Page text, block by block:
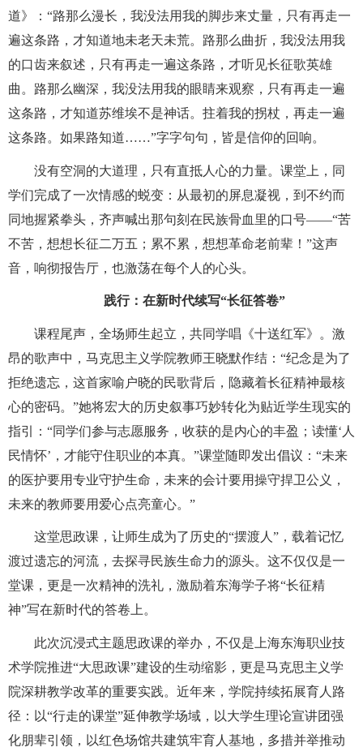
道》：“路那么漫长，我没法用我的脚步来丈量，只有再走一
遍这条路，才知道地未老天未荒。路那么曲折，我没法用我
的口齿来叙述，只有再走一遍这条路，才听见长征歌英雄
曲。路那么幽深，我没法用我的眼睛来观察，只有再走一遍
这条路，才知道苏维埃不是神话。拄着我的拐杖，再走一遍
这条路。如果路知道……”字字句句，皆是信仰的回响。
没有空洞的大道理，只有直抵人心的力量。课堂上，同
学们完成了一次情感的蜕变：从最初的屏息凝视，到不约而
同地握紧拳头，齐声喊出那句刻在民族骨血里的口号——“苦
不苦，想想长征二万五；累不累，想想革命老前辈！”这声
音，响彻报告厅，也激荡在每个人的心头。
践行：在新时代续写“长征答卷”
课程尾声，全场师生起立，共同学唱《十送红军》。激
昂的歌声中，马克思主义学院教师王晓默作结：“纪念是为了
拒绝遗忘，这首家喻户晓的民歌背后，隐藏着长征精神最核
心的密码。”她将宏大的历史叙事巧妙转化为贴近学生现实的
指引：“同学们参与志愿服务，收获的是内心的丰盈；读懂‘人
民情怀’，才能守住职业的本真。”课堂随即发出倡议：“未来
的医护要用专业守护生命，未来的会计要用操守捍卫公义，
未来的教师要用爱心点亮童心。”
这堂思政课，让师生成为了历史的“摆渡人”，载着记忆
渡过遗忘的河流，去探寻民族生命力的源头。这不仅仅是一
堂课，更是一次精神的洗礼，激励着东海学子将“长征精
神”写在新时代的答卷上。
此次沉浸式主题思政课的举办，不仅是上海东海职业技
术学院推进“大思政课”建设的生动缩影，更是马克思主义学
院深耕教学改革的重要实践。近年来，学院持续拓展育人路
径：以“行走的课堂”延伸教学场域，以大学生理论宣讲团强
化朋辈引领，以红色场馆共建筑牢育人基地，多措并举推动